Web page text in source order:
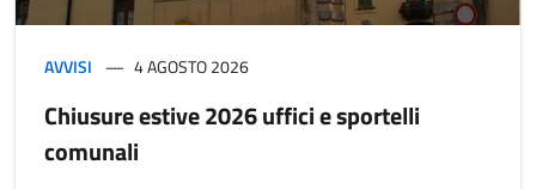
AVVISI 4 AGOSTO 2026
Chiusure estive 2026 uffici e sportelli
comunali